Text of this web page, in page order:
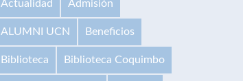
Actualidad Admisión
ALUMNI UCN Beneficios
Biblioteca Biblioteca Coquimbo